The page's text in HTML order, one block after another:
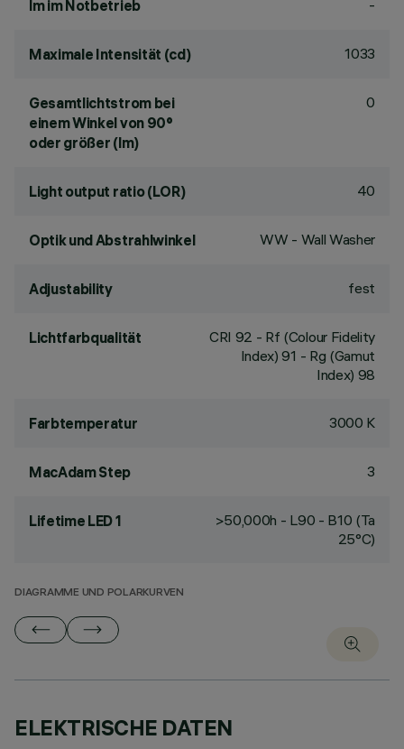
lm im Notbetrieb -
Maximale Intensität (cd) 1033
Gesamtlichtstrom bei
einem Winkel von 90°
oder größer (lm)
0
Light output ratio (LOR) 40
Optik und Abstrahlwinkel WW - Wall Washer
Adjustability fest
Lichtfarbqualität CRI 92 - Rf (Colour Fidelity
Index) 91 - Rg (Gamut
Index) 98
Farbtemperatur 3000 K
MacAdam Step 3
Lifetime LED 1
>50,000h - L90 - B10 (Ta
25°C)
DIAGRAMME UND POLARKURVEN
ELEKTRISCHE DATEN